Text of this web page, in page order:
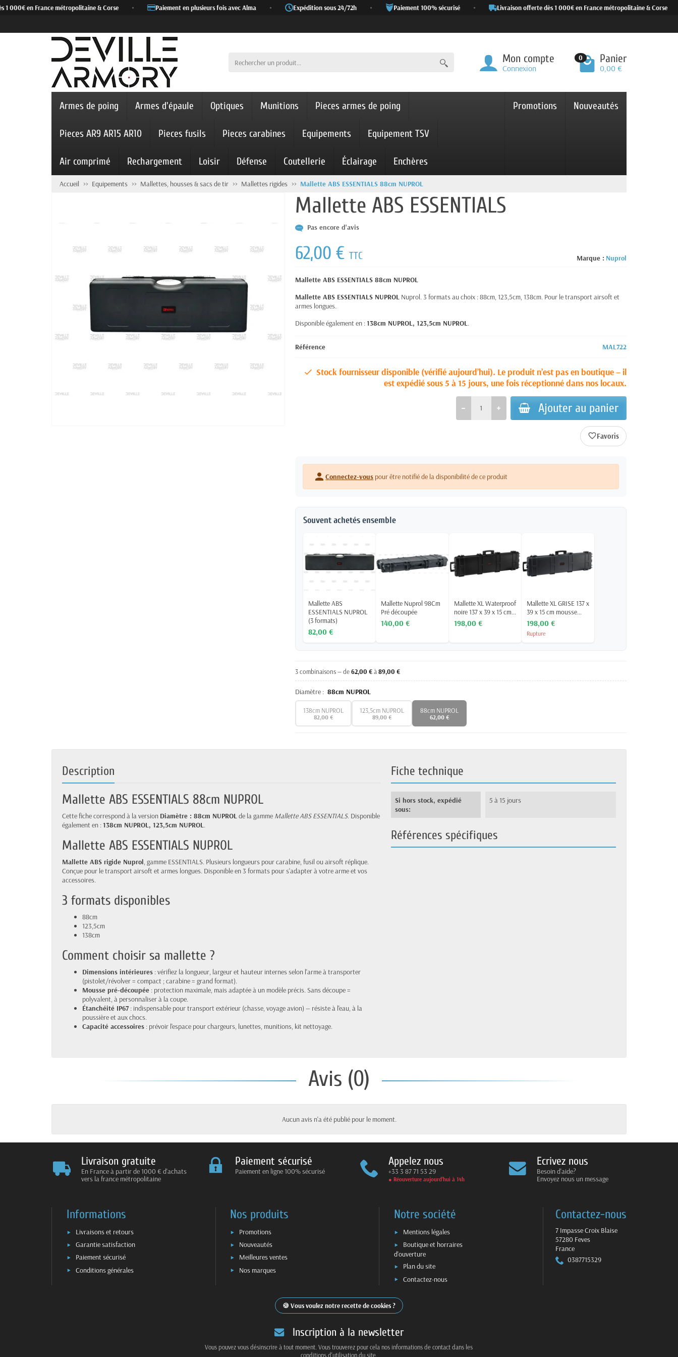
000€ en France métropolitaine & Corse Paiement en plusieurs fois avec Alma Expédition sous 24/72h Paiement 100% sécurisé Livraison offerte dès 1 000€ en France métropolitaine & Corse
Mon compte
Connexion
0 Panier
0,00 €
Armes de poing Armes d'épaule Optiques Munitions Pieces armes de poing
Pieces AR9 AR15 AR10 Pieces fusils Pieces carabines Equipements Equipement TSV
Air comprimé Rechargement Loisir Défense Coutellerie Éclairage Enchères
Promotions Nouveautés
Accueil Equipements Mallettes, housses & sacs de tir Mallettes rigides Mallette ABS ESSENTIALS 88cm NUPROL
Mallette ABS ESSENTIALS
Pas encore d'avis
Marque : Nuprol
62,00 €TTC
Mallette ABS ESSENTIALS 88cm NUPROL
Mallette ABS ESSENTIALS NUPROL Nuprol. 3 formats au choix : 88cm, 123,5cm, 138cm. Pour le transport airsoft et
armes longues.
Disponible également en :138cm NUPROL, 123,5cm NUPROL.
Référence MAL722
Stock fournisseur disponible (vérifié aujourd’hui). Le produit n’est pas en boutique – il
est expédié sous 5 à 15 jours, une fois réceptionné dans nos locaux.
Ajouter au panier
favorite_border
personConnectez-vous pour être notifié de la disponibilité de ce produit
Souvent achetés ensemble
Mallette ABS
ESSENTIALS NUPROL
(3 formats)
82,00 €
Mallette Nuprol 98Cm
Pré découpée
140,00 €
Mallette XL Waterproof
noire 137 x 39 x 15 cm...
198,00 €
Mallette XL GRISE 137 x
39 x 15 cm mousse...
198,00 €
Rupture
3 combinaisons — de62,00 €à89,00 €
Diamètre : 88cm NUPROL
138cm NUPROL
82,00 €
123,5cm NUPROL
89,00 €
88cm NUPROL
62,00 €
Description
Mallette ABS ESSENTIALS 88cm NUPROL
Cette fiche correspond à la version Diamètre : 88cm NUPROLde la gamme Mallette ABS ESSENTIALS. Disponible
également en :138cm NUPROL, 123,5cm NUPROL.
Mallette ABS ESSENTIALS NUPROL
Mallette ABS rigide Nuprol, gamme ESSENTIALS. Plusieurs longueurs pour carabine, fusil ou airsoft réplique.
Conçue pour le transport airsoft et armes longues. Disponible en 3 formats pour s'adapter à votre arme et vos
accessoires.
3 formats disponibles
88cm
123,5cm
138cm
Comment choisir sa mallette ?
Dimensions intérieures : vérifiez la longueur, largeur et hauteur internes selon l'arme à transporter
(pistolet/révolver = compact ; carabine = grand format).
Mousse pré-découpée : protection maximale, mais adaptée à un modèle précis. Sans découpe =
polyvalent, à personnaliser à la coupe.
Étanchéité IP67 : indispensable pour transport extérieur (chasse, voyage avion) — résiste à l'eau, à la
poussière et aux chocs.
Capacité accessoires : prévoir l'espace pour chargeurs, lunettes, munitions, kit nettoyage.
Fiche technique
Si hors stock, expédié
sous:
5 à 15 jours
Références spécifiques
Avis (0)
Aucun avis n'a été publié pour le moment.
Livraison gratuite
En France à partir de 1000 € d'achats
vers la france métropolitaine
Paiement sécurisé
Paiement en ligne 100% sécurisé
Appelez nous
+33 3 87 71 53 29
● Réouverture aujourd’hui à 14h
Ecrivez nous
Besoin d'aide?
Envoyez nous un message
Informations
Livraisons et retours
Garantie satisfaction
Paiement sécurisé
Conditions générales
Nos produits
Promotions
Nouveautés
Meilleures ventes
Nos marques
Notre société
Mentions légales
Boutique et horraires
d'ouverture
Plan du site
Contactez-nous
Contactez-nous
7 Impasse Croix Blaise
57280 Feves
France
0387715329
Vous voulez notre recette de cookies ?
Inscription à la newsletter
Vous pouvez vous désinscrire à tout moment. Vous trouverez pour cela nos informations de contact dans les
conditions d'utilisation du site.